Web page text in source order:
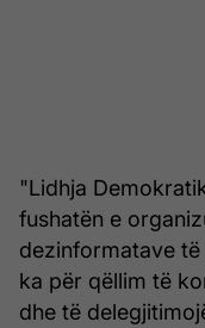
"Lidhja
fushatën e
dezinformatave të
ka për qëllim të
dhe të